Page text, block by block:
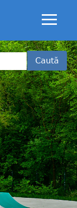
Caută